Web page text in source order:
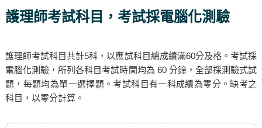
護理師考試科目，考試採電腦化測驗
護理師考試科目共計5科，以應試科目總成績滿60分及格。考試採
電腦化測驗，所列各科目考試時間均為 60 分鐘，全部採測驗式試
題，每題均為單一選擇題。考試科目有一科成績為零分。缺考之
科目，以零分計算。